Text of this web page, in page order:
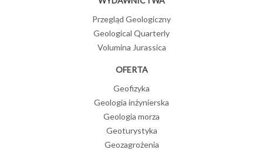
Przegląd Geologiczny
Geological Quarterly
Volumina Jurassica
OFERTA
Geofizyka
Geologia inżynierska
Geologia morza
Geoturystyka
Geozagrożenia